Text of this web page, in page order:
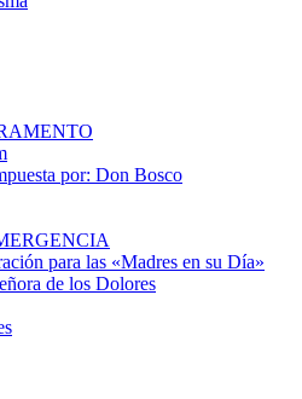
por: Don Bosco
para las «Madres en su Día»
de los Dolores